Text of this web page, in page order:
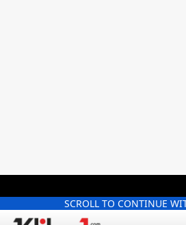
SCROLL TO CONTINUE